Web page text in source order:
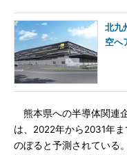
北九
空へ
熊本県への半導体関連
は、2022年から2031年
のぼると予測されている